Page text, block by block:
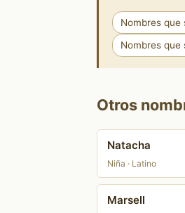
Nombres que
Nombres que
Otros
Natacha
Niña · Latino
Marsell